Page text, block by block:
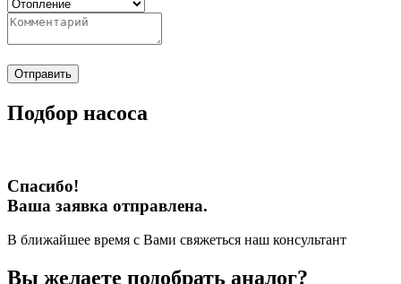
Отправить
Подбор насоса
Спасибо!
Ваша заявка отправлена.
В ближайшее время с Вами свяжеться наш консультант
Вы желаете подобрать аналог?